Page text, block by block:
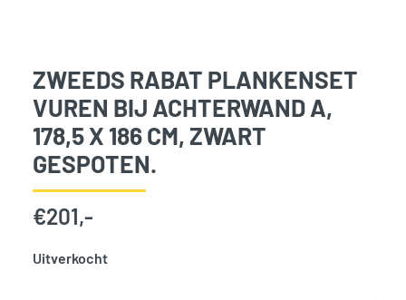
ZWEEDS RABAT PLANKENSET
VUREN BIJ ACHTERWAND A,
178,5 X 186 CM, ZWART
GESPOTEN.
€201,-
Uitverkocht